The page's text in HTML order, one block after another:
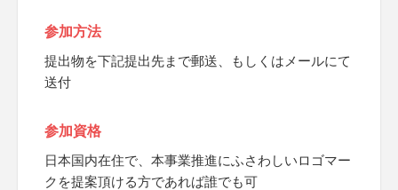
参加方法
提出物を下記提出先まで郵送、もしくはメールにて
送付
参加資格
日本国内在住で、本事業推進にふさわしいロゴマー
クを提案頂ける方であれば誰でも可